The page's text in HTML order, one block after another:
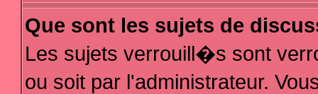
Que sont les sujets de
Les sujets verrouill�s sont
ou soit par l'administrateur.